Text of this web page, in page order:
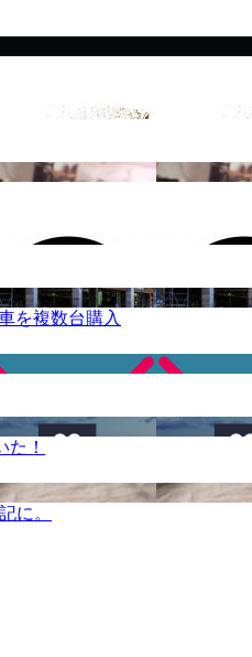
を複数台購入
！
に。